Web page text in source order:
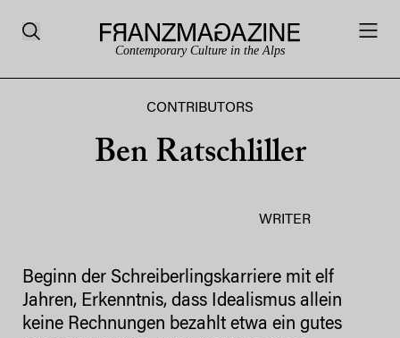
Contemporary Culture in the Alps
CONTRIBUTORS
Ben Ratschliller
WRITER
Beginn der Schreiberlingskarriere mit elf
Jahren, Erkenntnis, dass Idealismus allein
keine Rechnungen bezahlt etwa ein gutes